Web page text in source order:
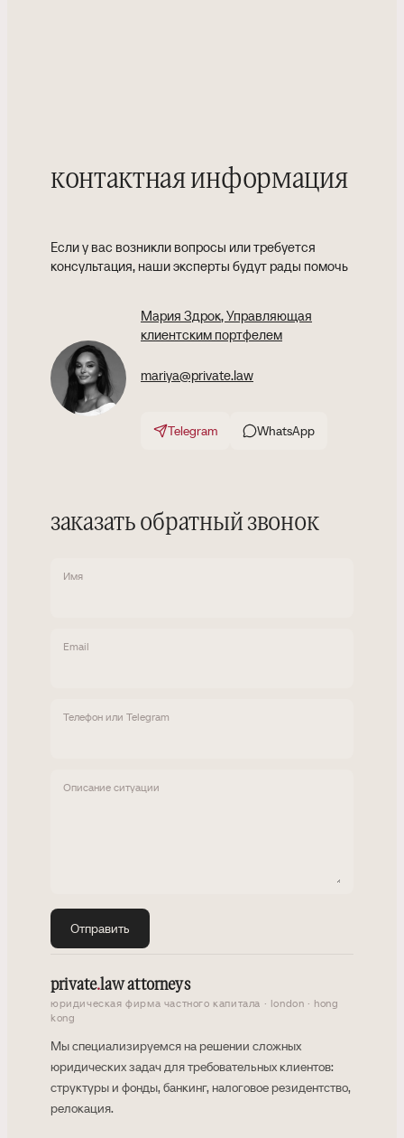
контактная информация
Если у вас возникли вопросы или требуется
консультация, наши эксперты будут рады помочь
Мария Здрок, Управляющая
клиентским портфелем
mariya@private.law
Telegram WhatsApp
заказать обратный звонок
Имя
Email
Телефон или Telegram
Описание ситуации
Отправить
private.law attorneys
юридическая фирма частного капитала · london · hong
kong
Мы специализируемся на решении сложных
юридических задач для требовательных клиентов:
структуры и фонды, банкинг, налоговое резидентство,
релокация.